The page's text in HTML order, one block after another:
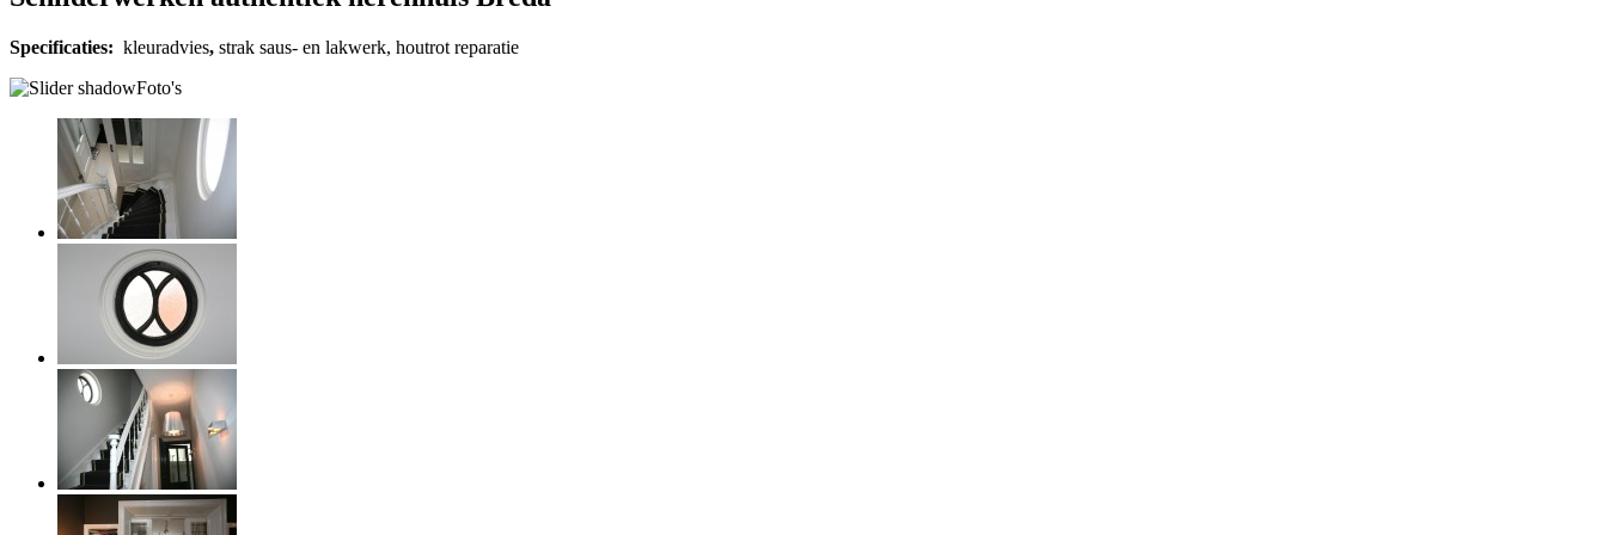
Specificaties: kleuradvies, strak saus- en lakwerk, houtrot reparatie
Foto's